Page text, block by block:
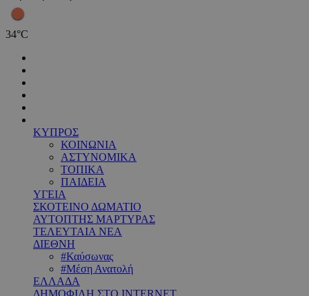
34°C
ΚΥΠΡΟΣ
ΚΟΙΝΩΝΙΑ
ΑΣΤΥΝΟΜΙΚΑ
ΤΟΠΙΚΑ
ΠΑΙΔΕΙΑ
ΥΓΕΙΑ
ΣΚΟΤΕΙΝΟ ΔΩΜΑΤΙΟ
ΑΥΤΟΠΤΗΣ ΜΑΡΤΥΡΑΣ
ΤΕΛΕΥΤΑΙΑ ΝΕΑ
ΔΙΕΘΝΗ
#Καύσωνας
#Μέση Ανατολή
ΕΛΛΑΔΑ